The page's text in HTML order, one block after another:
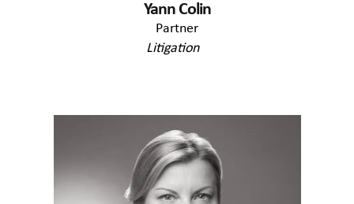
Yann Colin
Partner
Litigation